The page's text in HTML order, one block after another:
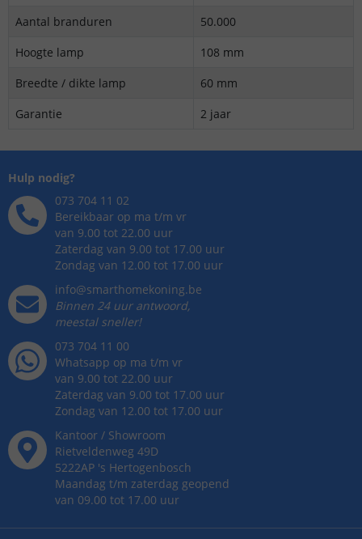
Aantal branduren
50.000
Hoogte lamp
108 mm
Breedte / dikte lamp
60 mm
Garantie
2 jaar
Hulp nodig?
073 704 11 02
Bereikbaar op ma t/m vr
van 9.00 tot 22.00 uur
Zaterdag van 9.00 tot 17.00 uur
Zondag van 12.00 tot 17.00 uur
info@smarthomekoning.be
Binnen 24 uur antwoord,
meestal sneller!
073 704 11 00
Whatsapp op ma t/m vr
van 9.00 tot 22.00 uur
Zaterdag van 9.00 tot 17.00 uur
Zondag van 12.00 tot 17.00 uur
Kantoor / Showroom
Rietveldenweg 49D
5222AP 's Hertogenbosch
Maandag t/m zaterdag geopend
van 09.00 tot 17.00 uur